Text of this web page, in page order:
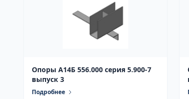
Опоры А14Б 556.000 серия 5.900-7
выпуск 3
Подробнее